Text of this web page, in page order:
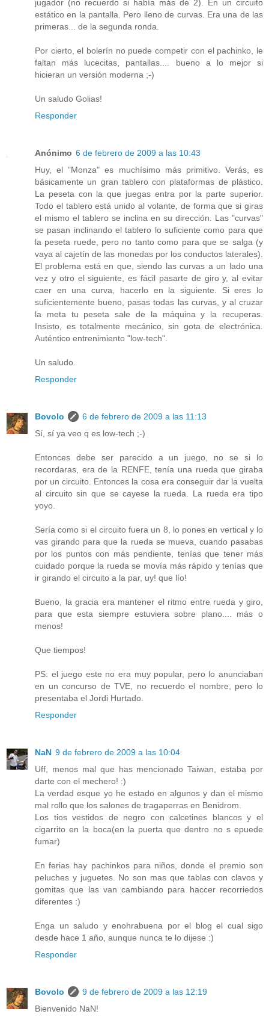
jugador (no recuerdo si había más de 2). En un circuito
estático en la pantalla. Pero lleno de curvas. Era una de las
primeras... de la segunda ronda.
Por cierto, el bolerín no puede competir con el pachinko, le
faltan más lucecitas, pantallas.... bueno a lo mejor si
hicieran un versión moderna ;-)
Un saludo Golias!
Responder
Anónimo 6 de febrero de 2009 a las 10:43
Huy, el "Monza" es muchísimo más primitivo. Verás, es
básicamente un gran tablero con plataformas de plástico.
La peseta con la que juegas entra por la parte superior.
Todo el tablero está unido al volante, de forma que si giras
el mismo el tablero se inclina en su dirección. Las "curvas"
se pasan inclinando el tablero lo suficiente como para que
la peseta ruede, pero no tanto como para que se salga (y
vaya al cajetín de las monedas por los conductos laterales).
El problema está en que, siendo las curvas a un lado una
vez y otro el siguiente, es fácil pasarte de giro y, al evitar
caer en una curva, hacerlo en la siguiente. Si eres lo
suficientemente bueno, pasas todas las curvas, y al cruzar
la meta tu peseta sale de la máquina y la recuperas.
Insisto, es totalmente mecánico, sin gota de electrónica.
Auténtico entrenimiento "low-tech".
Un saludo.
Responder
Bovolo
6 de febrero de 2009 a las 11:13
Sí, sí ya veo q es low-tech ;-)
Entonces debe ser parecido a un juego, no se si lo
recordaras, era de la RENFE, tenía una rueda que giraba
por un circuito. Entonces la cosa era conseguir dar la vuelta
al circuito sin que se cayese la rueda. La rueda era tipo
yoyo.
Sería como si el circuito fuera un 8, lo pones en vertical y lo
vas girando para que la rueda se mueva, cuando pasabas
por los puntos con más pendiente, tenías que tener más
cuidado porque la rueda se movía más rápido y tenías que
ir girando el circuito a la par, uy! que lío!
Bueno, la gracia era mantener el ritmo entre rueda y giro,
para que esta siempre estuviera sobre plano.... más o
menos!
Que tiempos!
PS: el juego este no era muy popular, pero lo anunciaban
en un concurso de TVE, no recuerdo el nombre, pero lo
presentaba el Jordi Hurtado.
Responder
NaN 9 de febrero de 2009 a las 10:04
Uff, menos mal que has mencionado Taiwan, estaba por
darte con el mechero! :)
La verdad esque yo he estado en algunos y dan el mismo
mal rollo que los salones de tragaperras en Benidrom.
Los tios vestidos de negro con calcetines blancos y el
cigarrito en la boca(en la puerta que dentro no s epuede
fumar)
En ferias hay pachinkos para niños, donde el premio son
peluches y juguetes. No son mas que tablas con clavos y
gomitas que las van cambiando para haccer recorriedos
diferentes :)
Enga un saludo y enohrabuena por el blog el cual sigo
desde hace 1 año, aunque nunca te lo dijese :)
Responder
Bovolo
9 de febrero de 2009 a las 12:19
Bienvenido NaN!